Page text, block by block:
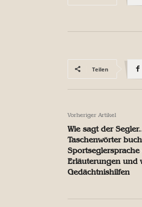
Teilen
Vorheriger Artikel
Wie sagt der
Taschenwörter
Erläuterungen und
Gedächtnishilfen